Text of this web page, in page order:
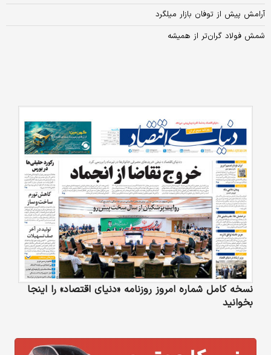
آرامش پیش از توفان بازار میلگرد
شمش فولاد گران‏‏‌تر از همیشه
نسخه کامل شماره امروز روزنامه «دنیای‌ اقتصاد» را اینجا
بخوانید